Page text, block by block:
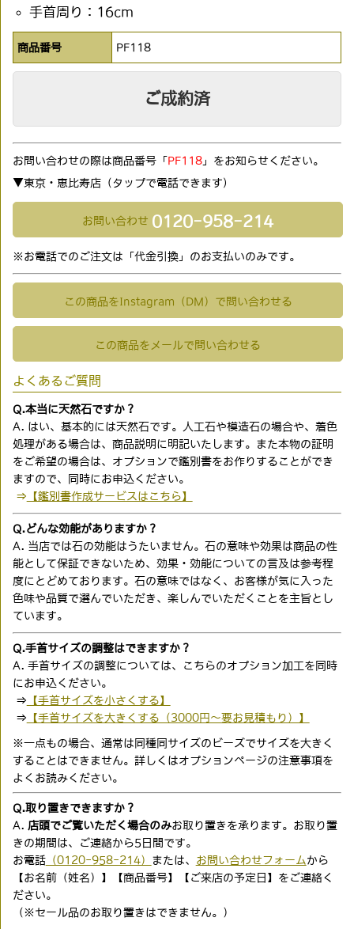
手首周り：16cm
商品番号 PF118
ご成約済
お問い合わせの際は商品番号「 PF118」をお知らせください。
▼東京・恵比寿店（タップで電話できます)
お問い合わせ 0120-958-214
※お電話でのご注文は「代金引換」のお支払いのみです。
この商品をInstagram（DM）で問い合わせる
この商品をメールで問い合わせる
よくあるご質問
Q.本当に天然石ですか？
A. はい、基本的には天然石です。人工石や模造石の場合や、着色
処理がある場合は、商品説明に明記いたします。また本物の証明
をご希望の場合は、オプションで鑑別書をお作りすることができ
ますので、同時にお申込ください。
⇒ 【鑑別書作成サービスはこちら】
Q.どんな効能がありますか？
A. 当店では石の効能はうたいません。石の意味や効果は商品の性
能として保証できないため、効果・効能についての言及は参考程
度にとどめております。石の意味ではなく、お客様が気に入った
色味や品質で選んでいただき、楽しんでいただくことを主旨とし
ています。
Q.手首サイズの調整はできますか？
A. 手首サイズの調整については、こちらのオプション加工を同時
にお申込ください。
⇒ 【手首サイズを小さくする】
⇒ 【手首サイズを大きくする（3000円〜要お見積もり）】
※一点もの場合、通常は同種同サイズのビーズでサイズを大きく
することはできません。詳しくはオプションページの注意事項を
よくお読みください。
Q.取り置きできますか？
A. 店頭でご覧いただく場合のみお取り置きを承ります。お取り置
きの期間は、ご連絡から5日間です。
お電話（0120-958-214） または、 お問い合わせフォーム から
【お名前（姓名）】【商品番号】【ご来店の予定日】をご連絡く
ださい。
（※セール品のお取り置きはできません。）